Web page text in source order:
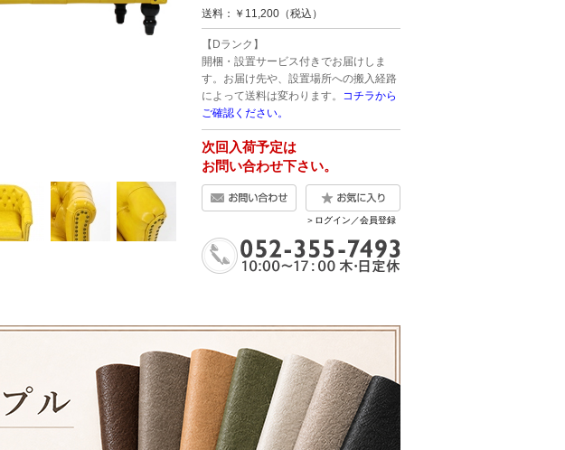
送料：￥11,200（税込）
【Dランク】
開梱・設置サービス付きでお届けしま
す。お届け先や、設置場所への搬入経路
によって送料は変わります。 コチラから
ご確認ください。
次回入荷予定は
お問い合わせ下さい。
＞ログイン／会員登録